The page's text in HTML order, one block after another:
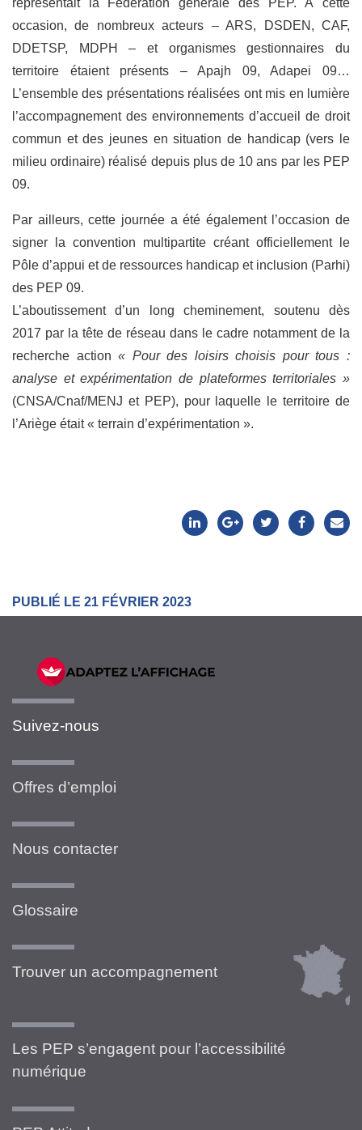
représentait la Fédération générale des PEP. À cette
occasion, de nombreux acteurs – ARS, DSDEN, CAF,
DDETSP, MDPH – et organismes gestionnaires du
territoire étaient présents – Apajh 09, Adapei 09…
L’ensemble des présentations réalisées ont mis en lumière
l’accompagnement des environnements d’accueil de droit
commun et des jeunes en situation de handicap (vers le
milieu ordinaire) réalisé depuis plus de 10 ans par les PEP
09.
Par ailleurs, cette journée a été également l’occasion de
signer la convention multipartite créant officiellement le
Pôle d’appui et de ressources handicap et inclusion (Parhi)
des PEP 09.
L’aboutissement d’un long cheminement, soutenu dès
2017 par la tête de réseau dans le cadre notamment de la
recherche action« Pour des loisirs choisis pour tous :
analyse et expérimentation de plateformes territoriales »
(CNSA/Cnaf/MENJ et PEP), pour laquelle le territoire de
l’Ariège était « terrain d’expérimentation ».
PUBLIÉ LE 21 FÉVRIER 2023
Suivez-nous
Offres d’emploi
Nous contacter
Glossaire
Trouver un accompagnement
Les PEP s’engagent pour l’accessibilité
numérique